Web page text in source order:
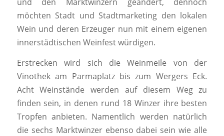
möchten Stadt und Stadtmarketing den lokalen
Wein und deren Erzeuger nun mit einem eigenen
innerstädtischen Weinfest würdigen.
Erstrecken wird sich die Weinmeile von der
Vinothek am Parmaplatz bis zum Wergers Eck.
Acht Weinstände werden auf diesem Weg zu
finden sein, in denen rund 18 Winzer ihre besten
Tropfen anbieten. Namentlich werden natürlich
die sechs Marktwinzer ebenso dabei sein wie alle